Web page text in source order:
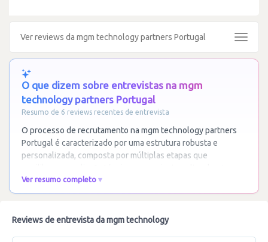
Ver reviews da mgm technology partners Portugal
Toggle
O que dizem sobre entrevistas na mgm
technology partners Portugal
Resumo de 6 reviews recentes de entrevista
O processo de recrutamento na mgm technology partners
Portugal é caracterizado por uma estrutura robusta e
personalizada, composta por múltiplas etapas que
mais
Ver resumo completo
Reviews de entrevista da mgm technology